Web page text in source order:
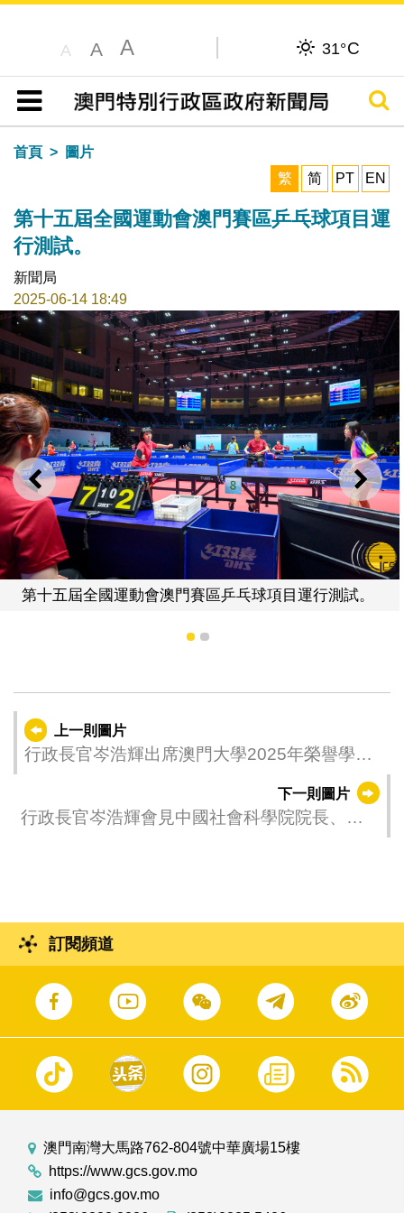
A A A 31°C
目錄
搜尋
首頁
圖片
繁
简 PT EN
第十五屆全國運動會澳門賽區乒乓球項目運
行測試。
新聞局
2025-06-14 18:49
上一則 下一
第十五屆全國運動會澳門賽區乒乓球項目運行測試。
1 2
上一則圖片
行政長官岑浩輝出席澳門大學2025年榮譽學位
下一則圖片
行政長官岑浩輝會見中國社會科學院院長、黨
訂閱頻道
澳門南灣大馬路762-804號中華廣場15樓
https://www.gcs.gov.mo
info@gcs.gov.mo